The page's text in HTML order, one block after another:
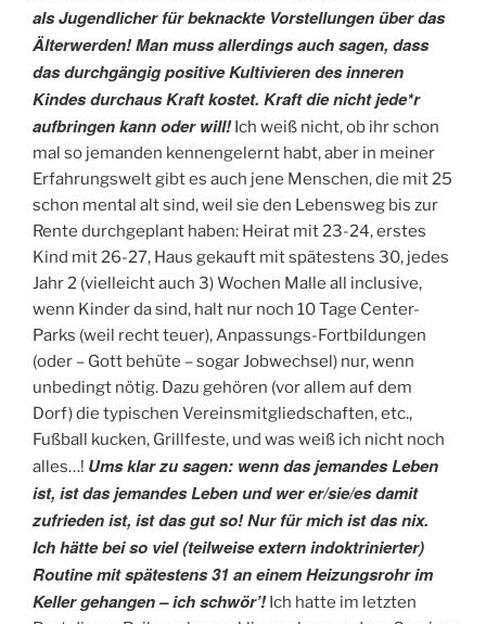
als Jugendlicher für beknackte Vorstellungen über das
Älterwerden! Man muss allerdings auch sagen, dass
das durchgängig positive Kultivieren des inneren
Kindes durchaus Kraft kostet. Kraft die nicht jede*r
aufbringen kann oder will!Ich weiß nicht, ob ihr schon
mal so jemanden kennengelernt habt, aber in meiner
Erfahrungswelt gibt es auch jene Menschen, die mit 25
schon mental alt sind, weil sie den Lebensweg bis zur
Rente durchgeplant haben: Heirat mit 23-24, erstes
Kind mit 26-27, Haus gekauft mit spätestens 30, jedes
Jahr 2 (vielleicht auch 3) Wochen Malle all inclusive,
wenn Kinder da sind, halt nur noch 10 Tage Center-
Parks (weil recht teuer), Anpassungs-Fortbildungen
(oder – Gott behüte – sogar Jobwechsel) nur, wenn
unbedingt nötig. Dazu gehören (vor allem auf dem
Dorf) die typischen Vereinsmitgliedschaften, etc.,
Fußball kucken, Grillfeste, und was weiß ich nicht noch
alles…! Ums klar zu sagen: wenn das jemandes Leben
ist, ist das jemandes Leben und wer er/sie/es damit
zufrieden ist, ist das gut so! Nur für mich ist das nix.
Ich hätte bei so viel (teilweise extern indoktrinierter)
Routine mit spätestens 31 an einem Heizungsrohr im
Keller gehangen – ich schwör’!Ich hatte im letzten